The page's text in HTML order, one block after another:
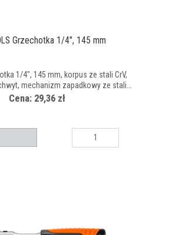
Grzechotka 1/4", 145 mm
1/4", 145 mm, korpus ze stali CrV,
mechanizm zapadkowy ze stali...
Cena: 29,36 zł